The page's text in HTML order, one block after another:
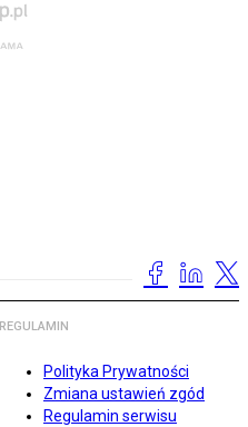
REGULAMIN
Polityka Prywatności
Zmiana ustawień zgód
Regulamin serwisu